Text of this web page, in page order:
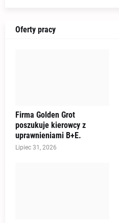
Oferty pracy
Firma Golden Grot
poszukuje kierowcy z
uprawnieniami B+E.
Lipiec 31, 2026